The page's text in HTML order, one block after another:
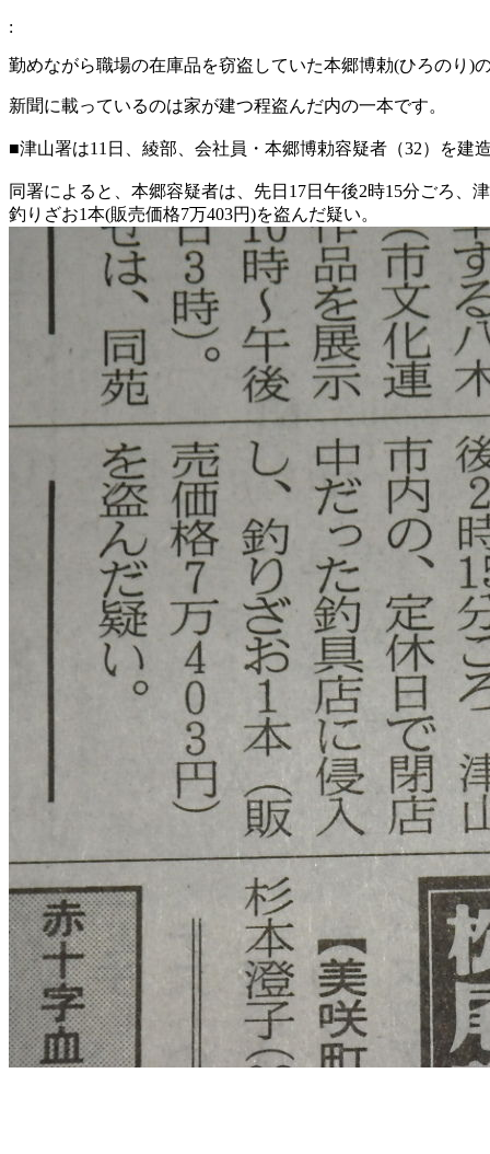
:
勤めながら職場の在庫品を窃盗していた本郷博勅(ひろのり)
新聞に載っているのは家が建つ程盗んだ内の一本です。
■津山署は11日、綾部、会社員・本郷博勅容疑者（32）を建
同署によると、本郷容疑者は、先日17日午後2時15分ごろ、
釣りざお1本(販売価格7万403円)を盗んだ疑い。